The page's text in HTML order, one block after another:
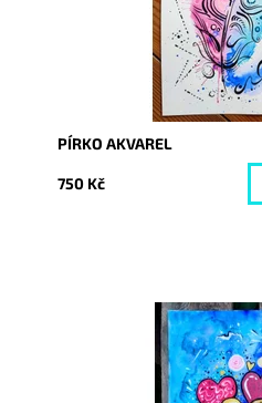
PÍRKO AKVAREL
750 Kč
Vyprodáno
9035